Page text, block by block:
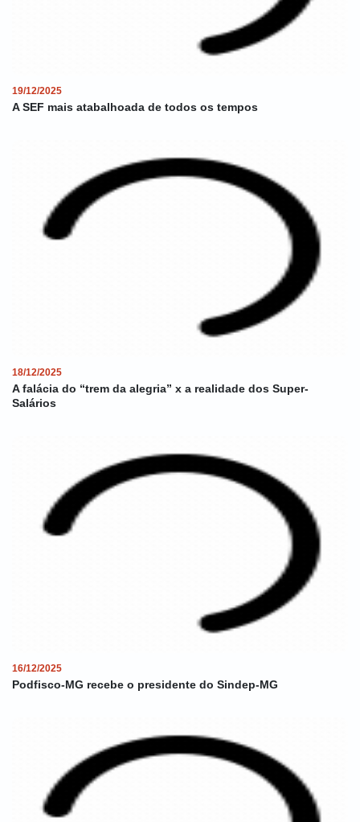
19/12/2025
A SEF mais atabalhoada de todos os tempos
18/12/2025
A falácia do “trem da alegria” x a realidade dos Super-
Salários
16/12/2025
Podfisco-MG recebe o presidente do Sindep-MG